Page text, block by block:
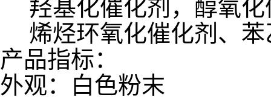
羟基化催化剂，醇氧
烯烃环氧化催化剂、
产品指标：
外观：白色粉末